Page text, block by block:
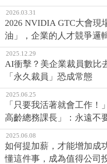
2026.03.31
2026 NVIDIA GTC大會現
油」，企業的人才競爭邏
2025.12.29
AI衝擊？美企業裁員數比
「永久裁員」恐成常態
2025.06.25
「只要我活著就會工作！
高齡總務課長」：永遠不
2025.06.08
如何提加薪，才能增加成
懂這件事，成為值得公司